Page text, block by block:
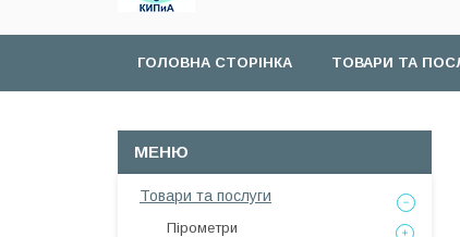
ГОЛОВНА СТОРІНКА ТОВАРИ ТА
Товари та послуги
Пірометри